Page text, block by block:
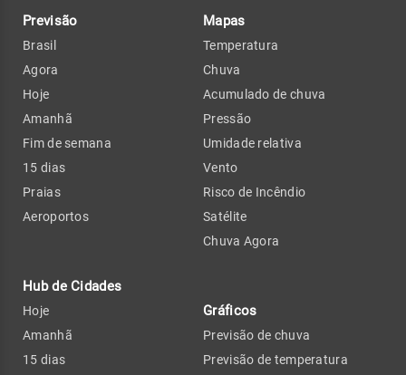
Previsão
Brasil
Agora
Hoje
Amanhã
Fim de semana
15 dias
Praias
Aeroportos
Hub de Cidades
Hoje
Amanhã
15 dias
Mapas
Temperatura
Chuva
Acumulado de chuva
Pressão
Umidade relativa
Vento
Risco de Incêndio
Satélite
Chuva Agora
Gráficos
Previsão de chuva
Previsão de temperatura